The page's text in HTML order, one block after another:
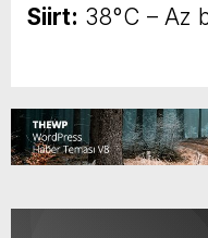
Siirt: 38°C – Az